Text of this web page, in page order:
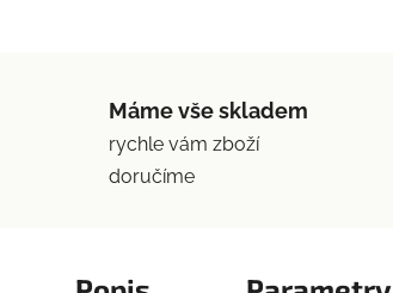
Máme vše skladem
rychle vám zboží
doručíme